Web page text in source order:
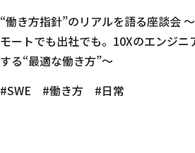
“働き方指針”のリアルを語る座談会
モートでも出社でも。10Xのエンジニ
する“最適な働き方”〜
SWE
働き方 日常